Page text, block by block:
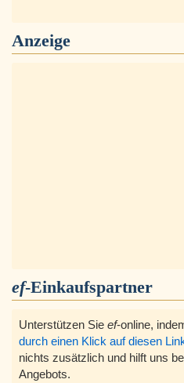
Anzeige
ef-Einkaufspartner
Unterstützen Sie ef-online,
durch einen Klick auf diesen
nichts zusätzlich und hilft uns
Angebots.